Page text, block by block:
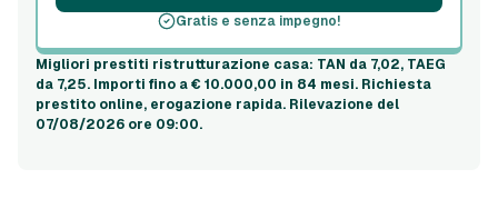
Gratis e senza impegno!
Migliori prestiti ristrutturazione casa: TAN da 7,02, TAEG
da 7,25. Importi fino a€ 10.000,00 in 84 mesi. Richiesta
prestito online, erogazione rapida. Rilevazione del
07/08/2026 ore 09:00.